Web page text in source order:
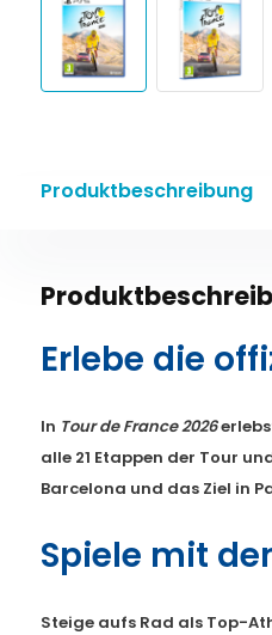
Produktbeschreibung
Erlebe die
In Tour de France 2026
alle 21 Etappen der Tour
Barcelona und das Ziel in
Spiele mit
Steige aufs Rad als Top-